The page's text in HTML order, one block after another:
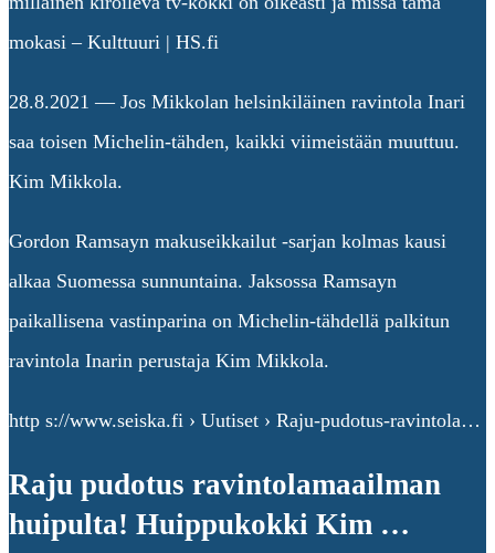
mokasi – Kulttuuri | HS.fi
28.8.2021 — Jos Mikkolan helsinkiläinen ravintola Inari
saa toisen Michelin-tähden, kaikki viimeistään muuttuu.
Kim Mikkola.
Gordon Ramsayn makuseikkailut -sarjan kolmas kausi
alkaa Suomessa sunnuntaina. Jaksossa Ramsayn
paikallisena vastinparina on Michelin-tähdellä palkitun
ravintola Inarin perustaja Kim Mikkola.
http s://www.seiska.fi › Uutiset › Raju-pudotus-ravintola…
Raju pudotus ravintolamaailman
huipulta! Huippukokki Kim …